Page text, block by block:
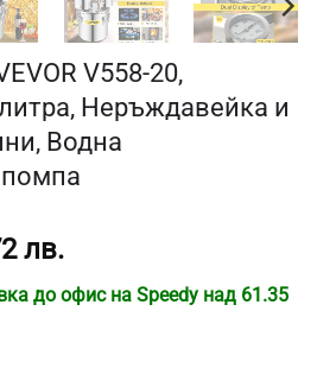
V558-20,
Неръждавейка и
Водна
лв.
до офис на Speedy над 61.35